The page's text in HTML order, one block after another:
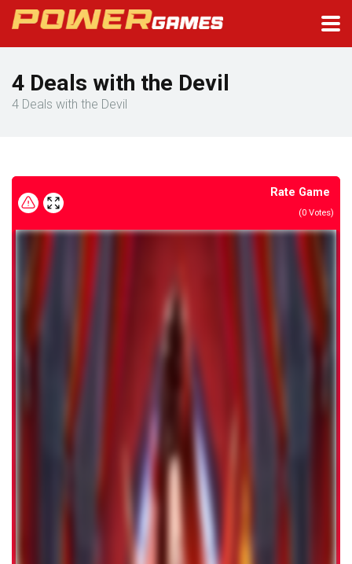
4 Deals with the Devil
4 Deals with the Devil
Rate Game
(0 Votes)